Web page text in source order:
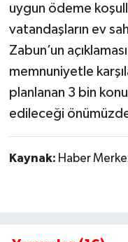
uygun ödeme
vatandaşların ev
Zabun’un
memnuniyetle
planlanan 3 bin
edileceği
Kaynak: Haber